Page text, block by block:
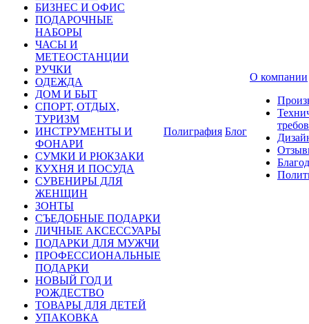
БИЗНЕС И ОФИС
ПОДАРОЧНЫЕ
НАБОРЫ
ЧАСЫ И
МЕТЕОСТАНЦИИ
РУЧКИ
ОДЕЖДА
ДОМ И БЫТ
СПОРТ, ОТДЫХ,
ТУРИЗМ
ИНСТРУМЕНТЫ И
ФОНАРИ
СУМКИ И РЮКЗАКИ
КУХНЯ И ПОСУДА
СУВЕНИРЫ ДЛЯ
ЖЕНЩИН
ЗОНТЫ
СЪЕДОБНЫЕ ПОДАРКИ
ЛИЧНЫЕ АКСЕССУАРЫ
ПОДАРКИ ДЛЯ МУЖЧИ
ПРОФЕССИОНАЛЬНЫЕ
ПОДАРКИ
НОВЫЙ ГОД И
РОЖДЕСТВО
ТОВАРЫ ДЛЯ ДЕТЕЙ
УПАКОВКА
Полиграфия Блог
О компании